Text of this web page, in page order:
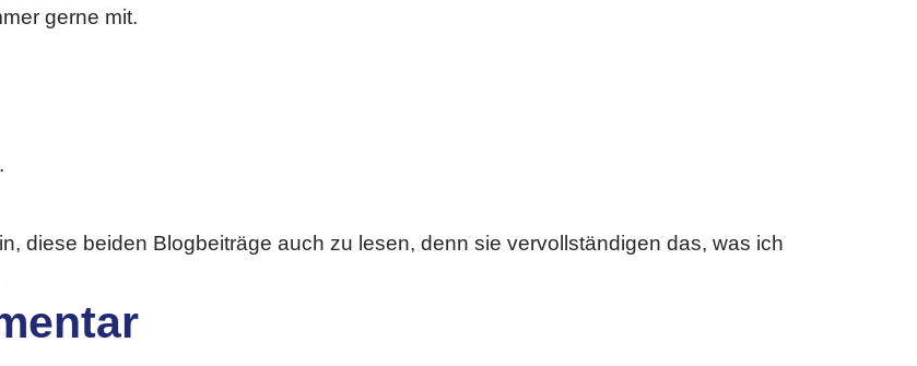
gerne mit.
diese beiden Blogbeiträge auch zu lesen, denn sie vervollständigen das, was ich